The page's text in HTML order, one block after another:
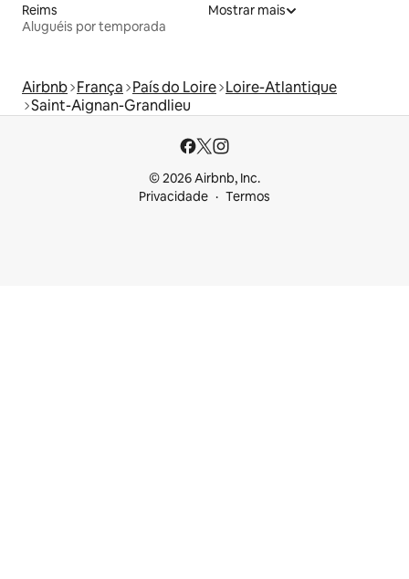
Reims
Aluguéis por temporada
Mostrar mais
Airbnb França País do Loire Loire-Atlantique
Saint-Aignan-Grandlieu
© 2026 Airbnb, Inc.
Privacidade
Termos